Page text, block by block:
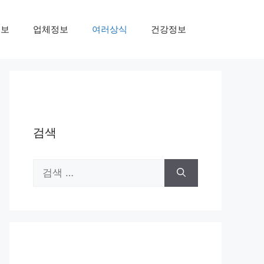
업체정보 여러상식 건강정보
검색
색: